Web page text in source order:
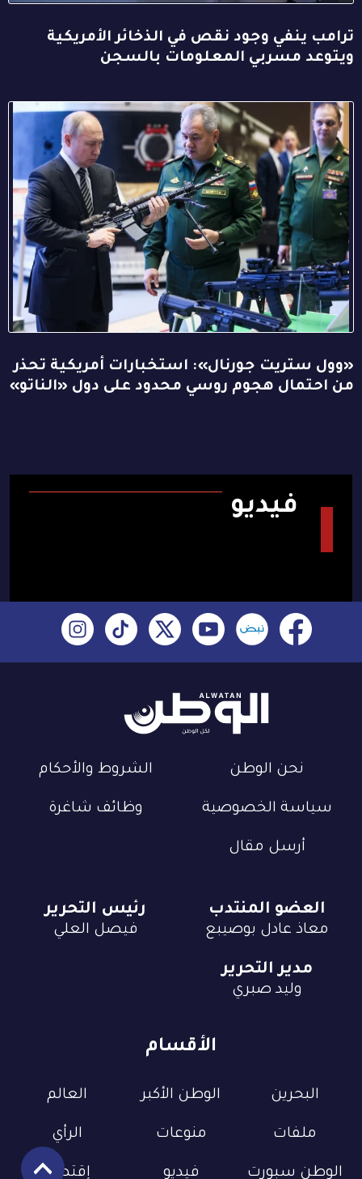
ترامب ينفي وجود نقص في الذخائر الأمريكية
ويتوعد مسربي المعلومات بالسجن
«وول ستريت جورنال»: استخبارات أمريكية تحذر
من احتمال هجوم روسي محدود على دول «الناتو»
فيديو
نحن الوطن الشروط والأحكام
سياسة الخصوصية وظائف شاغرة
أرسل مقال
الأقسام
البحرين الوطن الأكبر العالم
ملفات منوعات الرأي
الوطن سبورت فيديو إقتصاد
العضو المنتدب
معاذ عادل بوصيبع
رئيس التحرير
فيصل العلي
مدير التحرير
وليد صبري